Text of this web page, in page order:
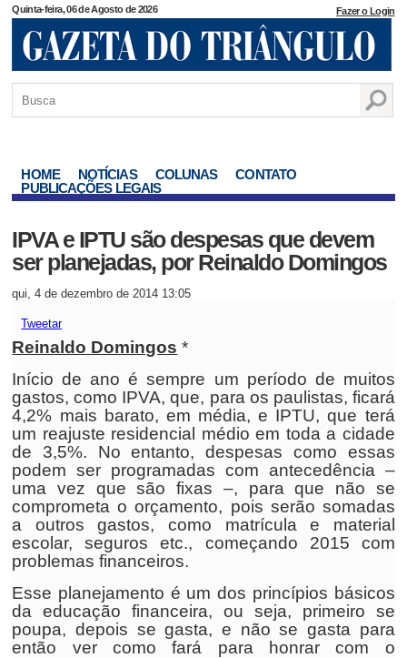
Quinta-feira, 06 de Agosto de 2026 Fazer o Login
HOME NOTÍCIAS COLUNAS
CONTATO
PUBLICAÇÕES LEGAIS
IPVA e IPTU são despesas que devem
ser planejadas, por Reinaldo Domingos
qui, 4 de dezembro de 2014 13:05
Tweetar
Reinaldo Domingos *
Início de ano é sempre um período de muitos
gastos, como IPVA, que, para os paulistas, ficará
4,2% mais barato, em média, e IPTU, que terá
um reajuste residencial médio em toda a cidade
de 3,5%. No entanto, despesas como essas
podem ser programadas com antecedência –
uma vez que são fixas –, para que não se
comprometa o orçamento, pois serão somadas
a outros gastos, como matrícula e material
escolar, seguros etc., começando 2015 com
problemas financeiros.
Esse planejamento é um dos princípios básicos
da educação financeira, ou seja, primeiro se
poupa, depois se gasta, e não se gasta para
então ver como fará para honrar com o